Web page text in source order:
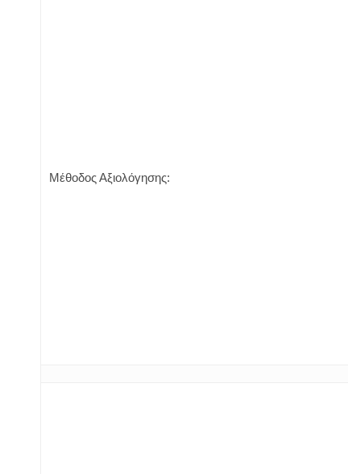
Μέθοδος Αξιολόγησης: